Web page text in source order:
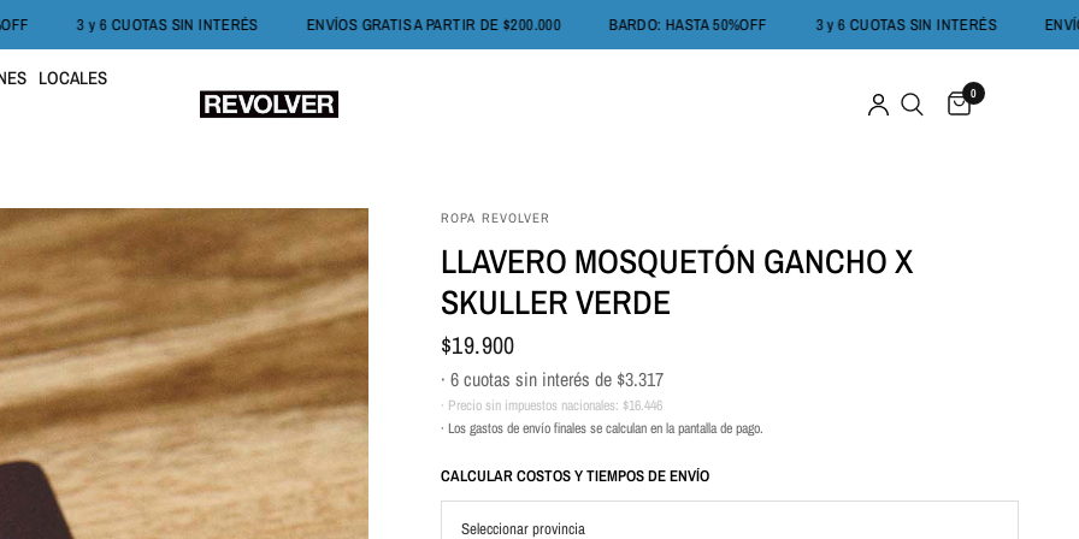
HASTA 50%OFF 3 y 6 CUOTAS SIN INTERÉS ENVÍOS GRATIS A PARTIR DE $200.000 BARDO: HASTA 50%OFF 3 y 6 CUOTAS SIN
LOCALES
0
ROPA REVOLVER
LLAVERO MOSQUETÓN GANCHO X
SKULLER VERDE
$19.900
· 6 cuotas sin interés de $3.317
· Precio sin impuestos nacionales: $16.446
· Los gastos de envío finales se calculan en la pantalla de pago.
CALCULAR COSTOS Y TIEMPOS DE ENVÍO